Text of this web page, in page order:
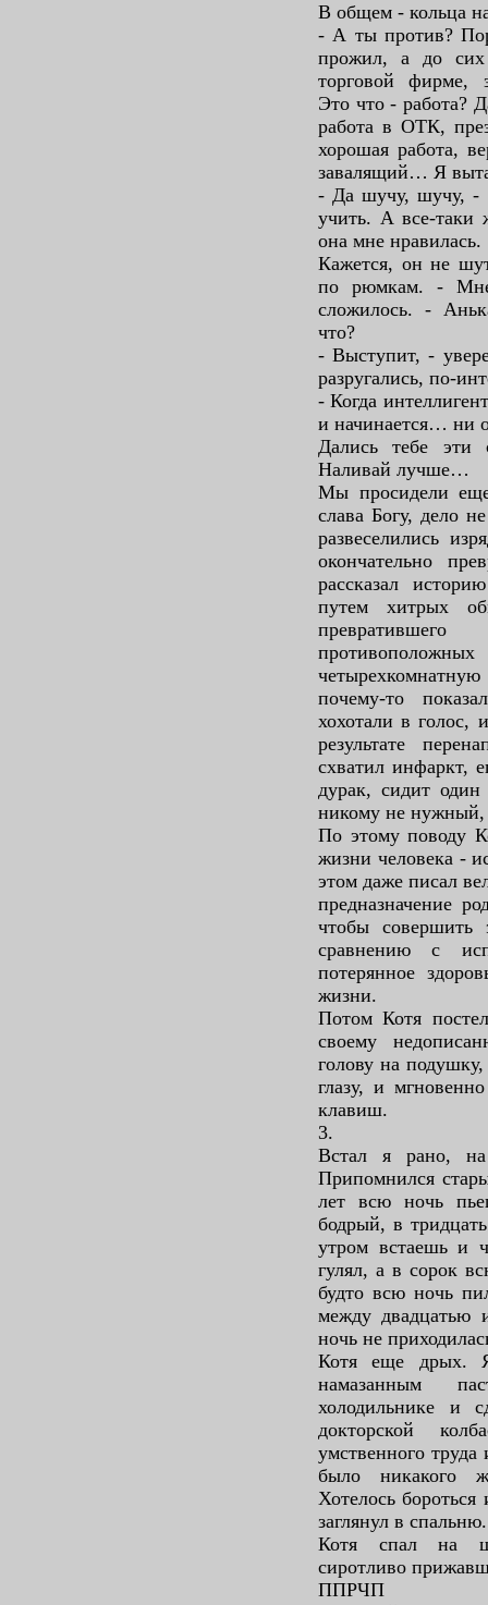
В общем - кольца
- А ты против?
прожил, а до сих
торговой фирме,
Это что - работа?
работа в ОТК,
хорошая работа,
завалящий… Я
- Да шучу, шучу, -
учить. А все-таки
она мне нравилась.
Кажется, он не
по рюмкам. -
сложилось. -
что?
- Выступит, -
разругались, по-
- Когда
и начинается… ни
Дались тебе эти
Наливай лучше…
Мы просидели
слава Богу, дело
развеселились
окончательно
рассказал
путем хитрых
почему-то
хохотали в голос,
результате
схватил инфаркт,
дурак, сидит
никому не нужный,
По этому поводу
жизни человека -
этом даже писал
предназначение
чтобы
сравнению с
потерянное
жизни.
Потом Котя
своему
голову на
глазу, и
клавиш.
3.
Встал я рано,
Припомнился
лет всю ночь
бодрый, в
утром встаешь и
гулял, а в сорок
будто всю ночь
между двадцатью
ночь не
Котя еще дрых.
намазанным
холодильнике и
докторской
умственного
было никакого
Хотелось
заглянул в спальню.
Котя спал на
сиротливо
ППРЧП